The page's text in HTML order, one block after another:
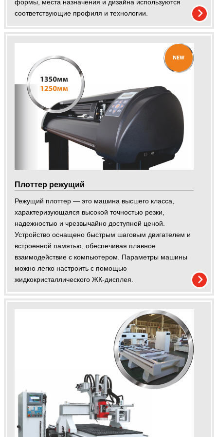
формы, места назначения и дизайна используются
соответствующие профиля и технологии.
Плоттер режущий
Режущий плоттер — это машина высшего класса,
характеризующаяся высокой точностью резки,
надежностью и чрезвычайно доступной ценой.
Устройство оснащено быстрым шаговым двигателем и
встроенной памятью, обеспечивая плавное
взаимодействие с компьютером. Параметры машины
можно легко настроить с помощью
жидкокристаллического ЖК-дисплея.